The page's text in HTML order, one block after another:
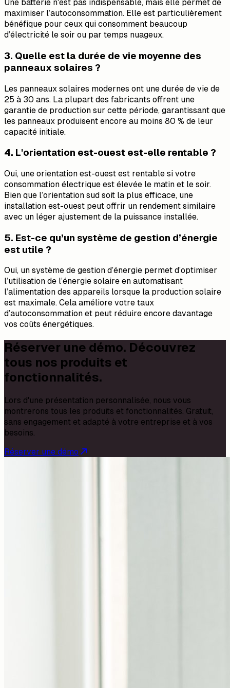
Une batterie n'est pas indispensable, mais elle permet de
maximiser l’autoconsommation. Elle est particulièrement
bénéfique pour ceux qui consomment beaucoup
d’électricité le soir ou par temps nuageux.
3. Quelle est la durée de vie moyenne des
panneaux solaires ?
Les panneaux solaires modernes ont une durée de vie de
25 à 30 ans. La plupart des fabricants offrent une
garantie de production sur cette période, garantissant que
les panneaux produisent encore au moins 80 % de leur
capacité initiale.
4. L'orientation est-ouest est-elle rentable ?
Oui, une orientation est-ouest est rentable si votre
consommation électrique est élevée le matin et le soir.
Bien que l’orientation sud soit la plus efficace, une
installation est-ouest peut offrir un rendement similaire
avec un léger ajustement de la puissance installée.
5. Est-ce qu’un système de gestion d’énergie
est utile ?
Oui, un système de gestion d’énergie permet d’optimiser
l’utilisation de l’énergie solaire en automatisant
l’alimentation des appareils lorsque la production solaire
est maximale. Cela améliore votre taux
d’autoconsommation et peut réduire encore davantage
vos coûts énergétiques.
Réserver une démo. Découvrez
tous nos produits et
fonctionnalités.
Lors d'une présentation personnalisée, nous vous
montrerons tous les produits et fonctionnalités. Gratuit,
sans engagement et adapté à votre entreprise et à vos
besoins.
Réserver une démo